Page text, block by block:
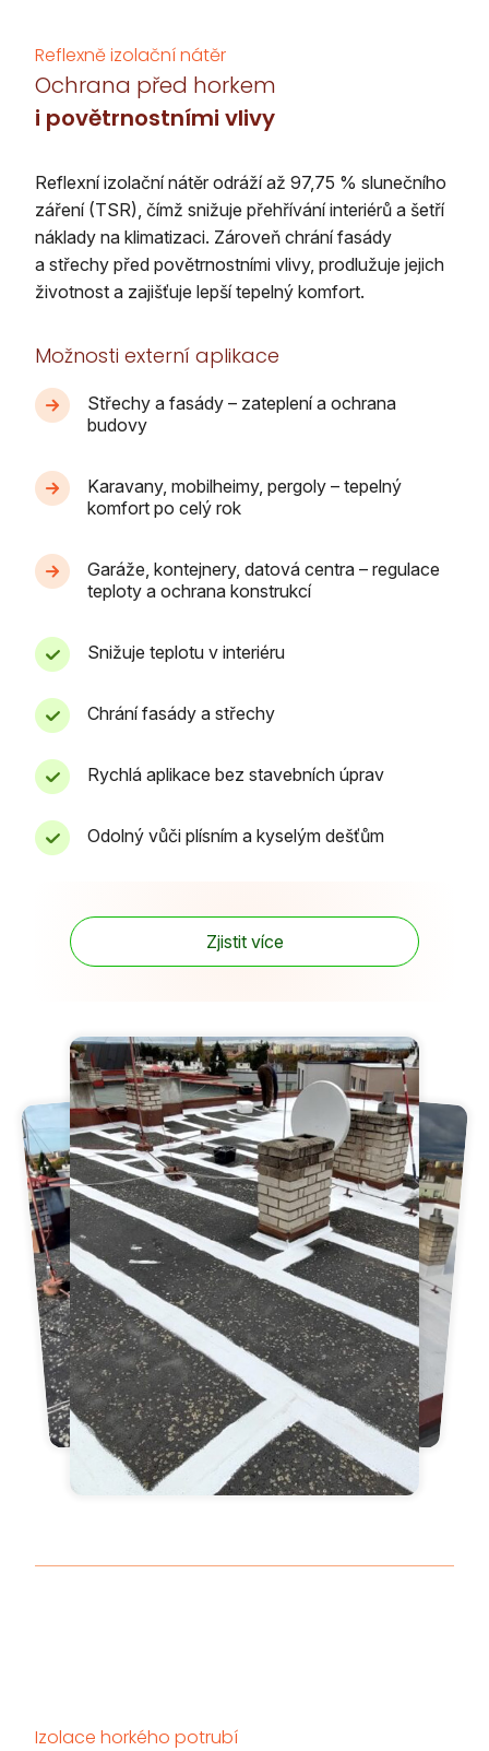
Reflexně izolační nátěr
Ochrana před horkem
i povětrnostními vlivy
Reflexní izolační nátěr odráží až 97,75 % slunečního
záření (TSR), čímž snižuje přehřívání interiérů a šetří
náklady na klimatizaci. Zároveň chrání fasády
a střechy před povětrnostními vlivy, prodlužuje jejich
životnost a zajišťuje lepší tepelný komfort.
Možnosti externí aplikace
Střechy a fasády – zateplení a ochrana
budovy
Karavany, mobilheimy, pergoly – tepelný
komfort po celý rok
Garáže, kontejnery, datová centra – regulace
teploty a ochrana konstrukcí
Snižuje teplotu v interiéru
Chrání fasády a střechy
Rychlá aplikace bez stavebních úprav
Odolný vůči plísním a kyselým dešťům
Zjistit více
Izolace horkého potrubí